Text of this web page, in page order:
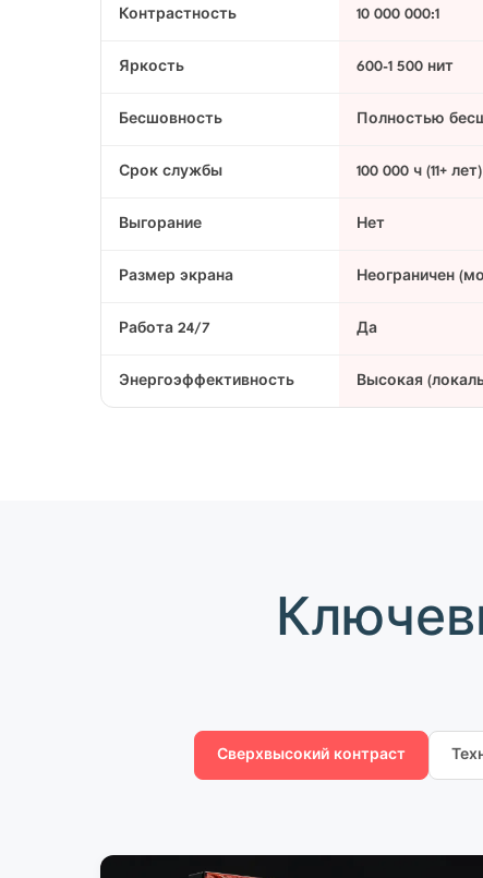
Контрастность 10 000 000:1
Яркость 600-1 500 нит
Бесшовность Полностью
Срок службы 100 000 ч (11+ лет)
Выгорание Нет
Размер экрана Неограничен
Работа 24/7 Да
Энергоэффективность Высокая
Сверхвысокий контраст